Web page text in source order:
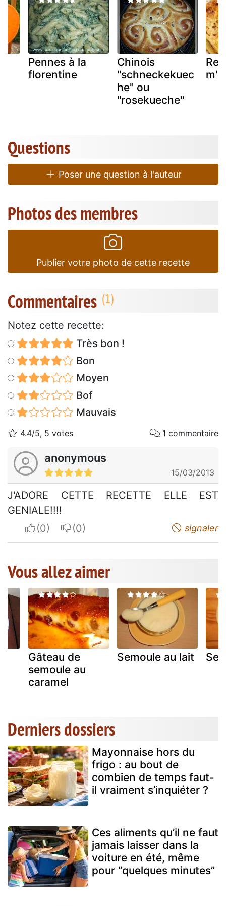
Pennes à la
florentine
Chinois
"schneckekuec
he" ou
"rosekueche"
Questions
Poser une question à l'auteur
Photos des membres
Publier votre photo de cette recette
Commentaires
Notez cette recette:
Très bon !
Bon
Moyen
Bof
Mauvais
4.4/5, 5 votes 1 commentaire
anonymous
15/03/2013
J'ADORE CETTE RECETTE ELLE EST
GENIALE!!!!
I apreciateI do not appreciate signaler
Vous allez aimer
Gâteau de
semoule au
caramel
Semoule au lait
Derniers dossiers
Mayonnaise hors du
frigo : au bout de
combien de temps faut-
il vraiment s’inquiéter ?
Ces aliments qu’il ne faut
jamais laisser dans la
voiture en été, même
pour “quelques minutes”